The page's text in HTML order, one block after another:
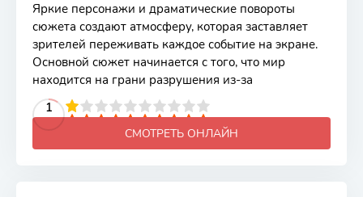
Яркие персонажи и драматические повороты
сюжета создают атмосферу, которая заставляет
зрителей переживать каждое событие на экране.
Основной сюжет начинается с того, что мир
находится на грани разрушения из-за
1
4 5 6 7 8 9 10
СМОТРЕТЬ ОНЛАЙН